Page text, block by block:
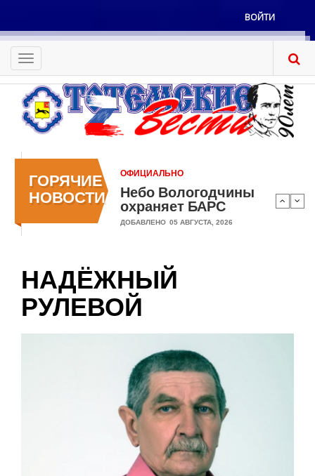
основному
содержанию
Меню
учётной
записи
пользователя
ВОЙТИ
Toggle
navigation
ГОРЯЧИЕ
НОВОСТИ
ОФИЦИАЛЬНО
Небо Вологодчины
охраняет БАРС
ДОБАВЛЕНО 05 АВГУСТА, 2026
НАДЁЖНЫЙ
РУЛЕВОЙ